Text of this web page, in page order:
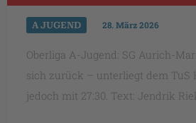
A JUGEND 28. März 2026
Oberliga A-Jugend: SG Aurich-
sich zurück – unterliegt dem TuS
jedoch mit 27:30. Text: Jendrik